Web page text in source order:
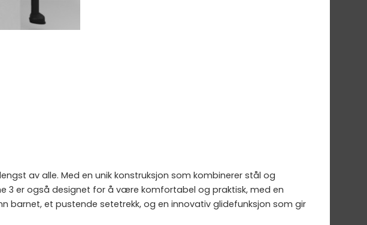
av alle. Med en unik konstruksjon som kombinerer stål og
3 er også designet for å være komfortabel og praktisk, med en
et pustende setetrekk, og en innovativ glidefunksjon som gir